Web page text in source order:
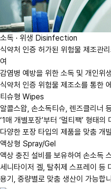
소독 · 위생 Disinfection
식약처 인증 허가된 위험물 제조관
여
감염병 예방을 위한 소독 및 개인위
식약처 인증 위험물 제조소를 통한
티슈형 Wipes
알콜스왑, 손소독티슈, 렌즈클리너
‘1매 개별포장’부터 ‘멀티팩’ 형태
다양한 포장 타입의 제품을 맞춤 개
액상형 Spray/Gel
액상 충진 설비를 보유하여 손소독
세니타이저 겔, 탈취제 스프레이 등
용기, 중량별로 맞춤 생산이 가능합